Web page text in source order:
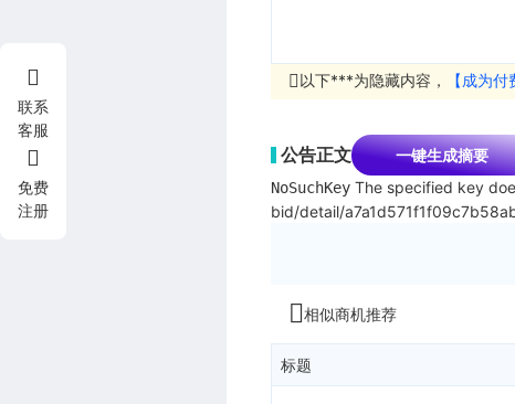
以下***为隐藏内容， 【成为付
公告正文 一键生成摘要
NoSuchKey The specified key
bid/detail/
相似商机推荐
标题
联系
客服
免费
注册